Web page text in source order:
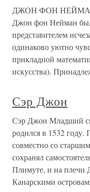
ДЖОН ФОН НЕЙМАН
Джон фон Нейман
представителем
одинаково уютно
прикладной
искусства).
Сэр Джон
Сэр Джон Младший
родился в 1532 году.
совместно со
сохранял
Плимуте, и на плечи
Канарскими